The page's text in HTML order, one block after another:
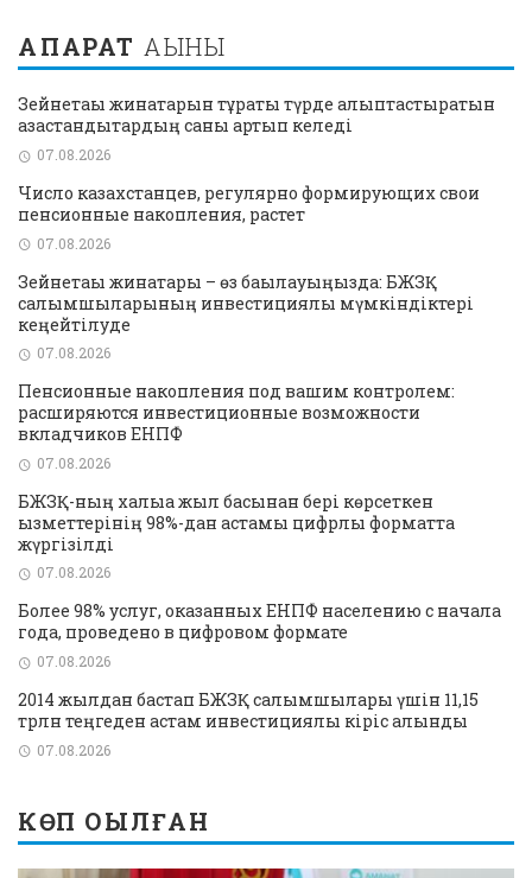
АҚПАРАТ АҒЫНЫ
Зейнетақы жинақтарын тұрақты түрде қалыптастыратын
қазақстандықтардың саны артып келеді
07.08.2026
Число казахстанцев, регулярно формирующих свои
пенсионные накопления, растет
07.08.2026
Зейнетақы жинақтары – өз бақылауыңызда: БЖЗҚ
салымшыларының инвестициялық мүмкіндіктері
кеңейтілуде
07.08.2026
Пенсионные накопления под вашим контролем:
расширяются инвестиционные возможности
вкладчиков ЕНПФ
07.08.2026
БЖЗҚ-ның халыққа жыл басынан бері көрсеткен
қызметтерінің 98%-дан астамы цифрлық форматта
жүргізілді
07.08.2026
Более 98% услуг, оказанных ЕНПФ населению с начала
года, проведено в цифровом формате
07.08.2026
2014 жылдан бастап БЖЗҚ салымшылары үшін 11,15
трлн теңгеден астам инвестициялық кіріс алынды
07.08.2026
КӨП ОҚЫЛҒАН